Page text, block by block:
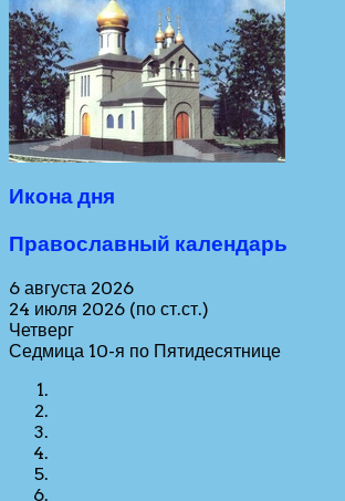
Икона дня
Православный календарь
6 августа 2026
24 июля 2026 (по ст.ст.)
Четверг
Седмица 10-я по Пятидесятнице